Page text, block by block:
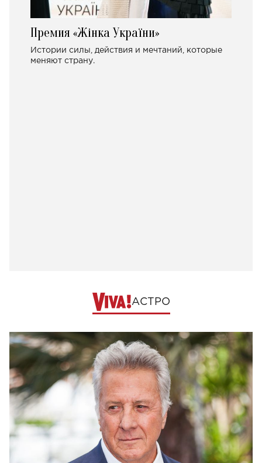
Премия «Жінка України»
Истории силы, действия и мечтаний, которые
меняют страну.
АСТРО